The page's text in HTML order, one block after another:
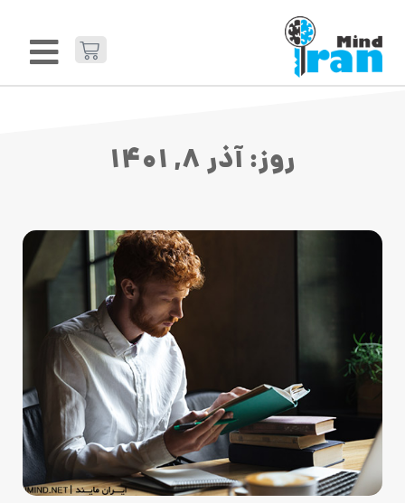
روز: آذر 8, 1401